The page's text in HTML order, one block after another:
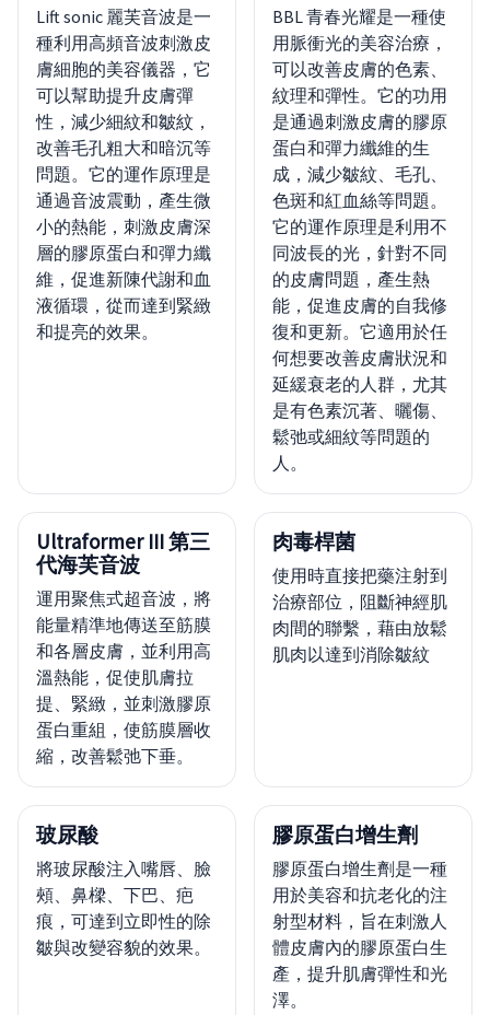
Lift sonic 麗芙音波是一
種利用高頻音波刺激皮
膚細胞的美容儀器，它
可以幫助提升皮膚彈
性，減少細紋和皺紋，
改善毛孔粗大和暗沉等
問題。它的運作原理是
通過音波震動，產生微
小的熱能，刺激皮膚深
層的膠原蛋白和彈力纖
維，促進新陳代謝和血
液循環，從而達到緊緻
和提亮的效果。
BBL 青春光耀是一種使
用脈衝光的美容治療，
可以改善皮膚的色素、
紋理和彈性。它的功用
是通過刺激皮膚的膠原
蛋白和彈力纖維的生
成，減少皺紋、毛孔、
色斑和紅血絲等問題。
它的運作原理是利用不
同波長的光，針對不同
的皮膚問題，產生熱
能，促進皮膚的自我修
復和更新。它適用於任
何想要改善皮膚狀況和
延緩衰老的人群，尤其
是有色素沉著、曬傷、
鬆弛或細紋等問題的
人。
Ultraformer III 第三
代海芙音波
運用聚焦式超音波，將
能量精準地傳送至筋膜
和各層皮膚，並利用高
溫熱能，促使肌膚拉
提、緊緻，並刺激膠原
蛋白重組，使筋膜層收
縮，改善鬆弛下垂。
肉毒桿菌
使用時直接把藥注射到
治療部位，阻斷神經肌
肉間的聯繫，藉由放鬆
肌肉以達到消除皺紋
玻尿酸
將玻尿酸注入嘴唇、臉
頰、鼻樑、下巴、疤
痕，可達到立即性的除
皺與改變容貌的效果。
膠原蛋白增生劑
膠原蛋白增生劑是一種
用於美容和抗老化的注
射型材料，旨在刺激人
體皮膚內的膠原蛋白生
產，提升肌膚彈性和光
澤。